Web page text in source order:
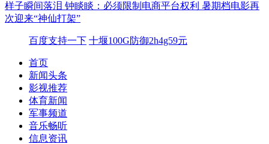
样子瞬间落泪 钟睒睒：必须限制电商平台权利 暑期档电影再
次迎来“神仙打架”
百度支持一下 十堰100G防御2h4g59元
首页
新闻头条
影视推荐
体育新闻
军事频道
音乐畅听
信息资讯